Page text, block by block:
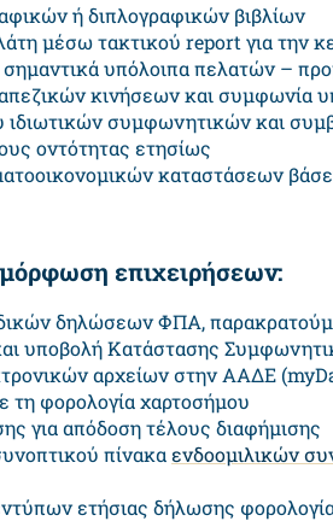
ή διπλογραφικών βιβλίων
μέσω τακτικού report για την
υπόλοιπα πελατών –
κινήσεων και συμφωνία
ιδιωτικών συμφωνητικών και
οντότητας ετησίως
καταστάσεων
επιχειρήσεων:
δηλώσεων ΦΠΑ,
υποβολή Κατάστασης
αρχείων στην ΑΑΔΕ
φορολογία χαρτοσήμου
για απόδοση τέλους διαφήμισης
πίνακαενδοομιλικών
ετήσιας δήλωσης